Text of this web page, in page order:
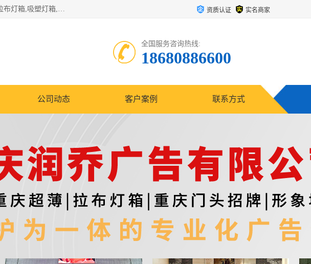
重庆润乔广告有限公司是一家集重庆广告制作,重庆标识标牌,亚克力发光字,led发光字,树脂发光字,超薄灯箱,拉布灯箱,吸塑灯箱,门头招牌,企业形象墙,写真喷绘,x展架,拉网展架,广告展架,条幅,锦旗设计,制作,施工,维护为一体的专业化广告公司. 资质认证 实名商家
全国服务咨询热线:
18680886600
公司动态 客户案例 联系方式